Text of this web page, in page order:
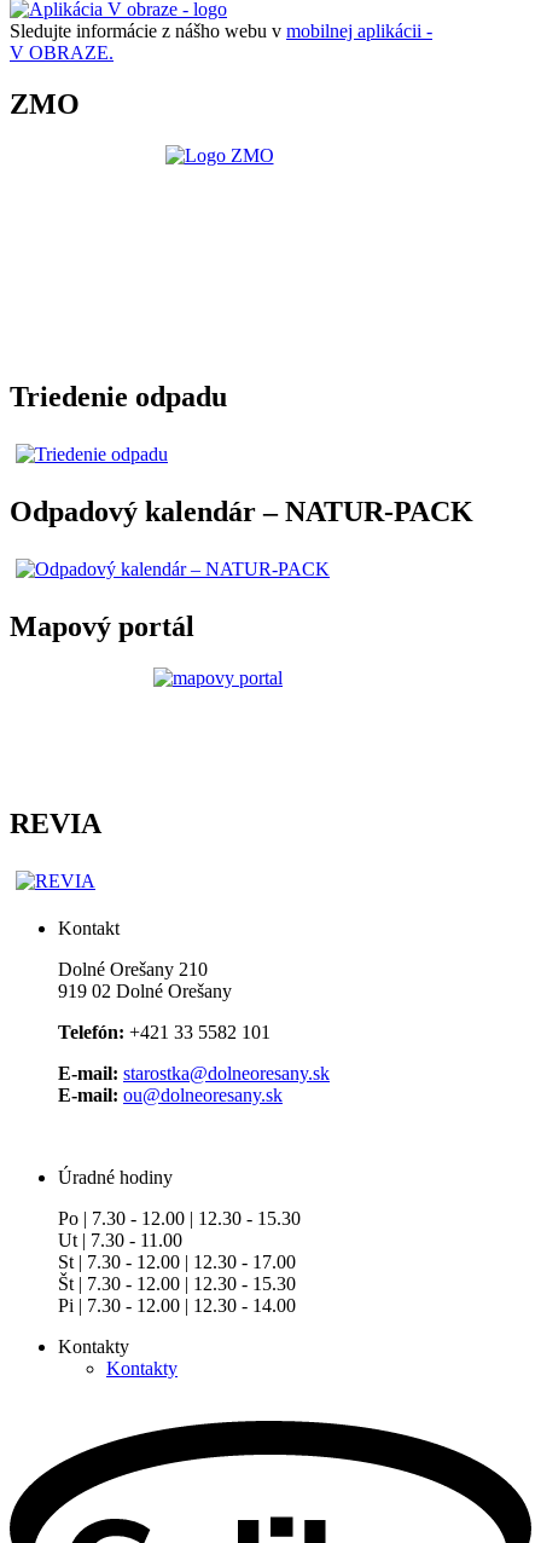
Sledujte informácie z nášho webu v mobilnej aplikácii -
V OBRAZE.
ZMO
Triedenie odpadu
Odpadový kalendár – NATUR-PACK
Mapový portál
REVIA
Kontakt
Dolné Orešany 210
919 02 Dolné Orešany
Telefón: +421 33 5582 101
E-mail: starostka@dolneoresany.sk
E-mail: ou@dolneoresany.sk
Úradné hodiny
Po | 7.30 - 12.00 | 12.30 - 15.30
Ut | 7.30 - 11.00
St | 7.30 - 12.00 | 12.30 - 17.00
Št | 7.30 - 12.00 | 12.30 - 15.30
Pi | 7.30 - 12.00 | 12.30 - 14.00
Kontakty
Kontakty